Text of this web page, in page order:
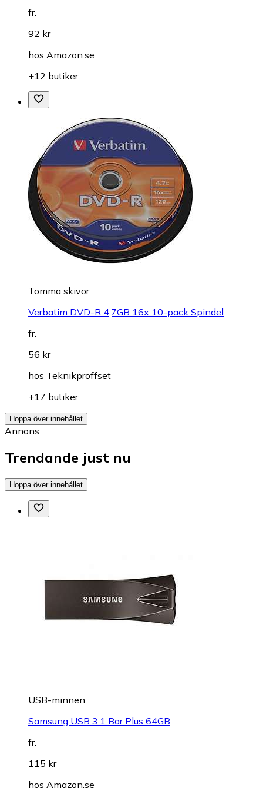
fr.
92 kr
hos Amazon.se
+12 butiker
Tomma skivor
Verbatim DVD-R 4,7GB 16x 10-pack Spindel
fr.
56 kr
hos Teknikproffset
+17 butiker
Hoppa över innehållet
Annons
Trendande just nu
Hoppa över innehållet
USB-minnen
Samsung USB 3.1 Bar Plus 64GB
fr.
115 kr
hos Amazon.se